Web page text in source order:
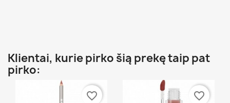
Klientai, kurie pirko šią prekę taip pat
pirko:
favorite_border favorite_border